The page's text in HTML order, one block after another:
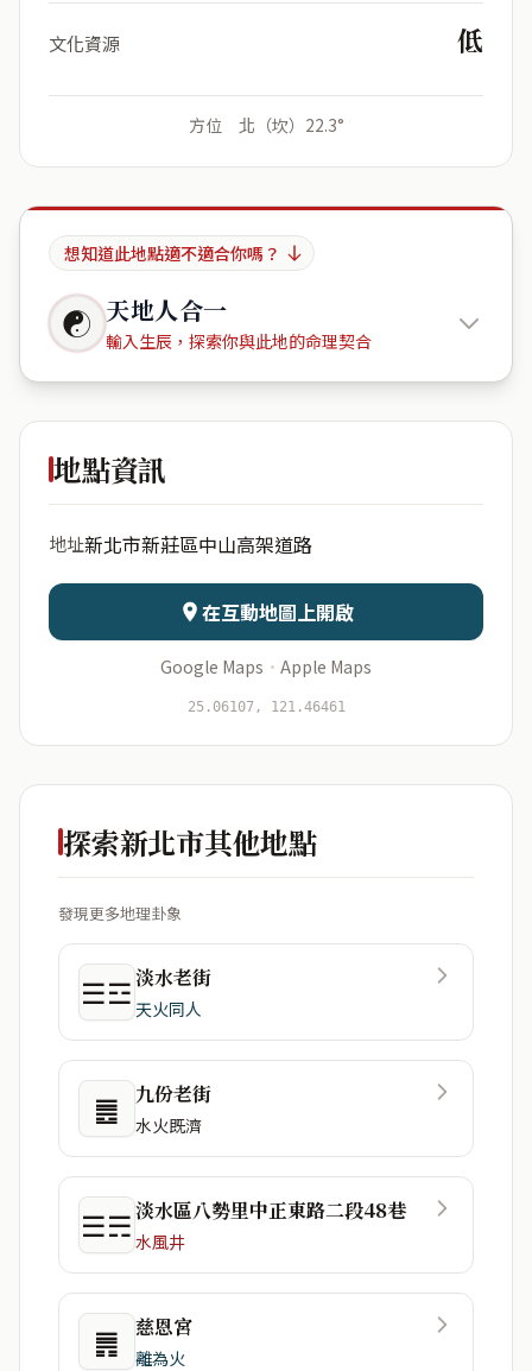
文化資源 低
方位 北（坎）22.3°
想知道此地點適不適合你嗎？
☯ 天地人合一
輸入生辰，探索你與此地的命理契合
興天下社
日期 出生時辰
資料僅用於即時分析，不會儲存於伺服器
地點資訊
地址新北市新莊區中山高架道路
在互動地圖上開啟
Google Maps · Apple Maps
25.06107, 121.46461
探索新北市其他地點
發現更多地理卦象
☰☲淡水老街
天火同人
䷌ 九份老街
水火既濟
☰☴淡水區八勢里中正東路二段48巷
水風井
䷠ 慈恩宮
離為火